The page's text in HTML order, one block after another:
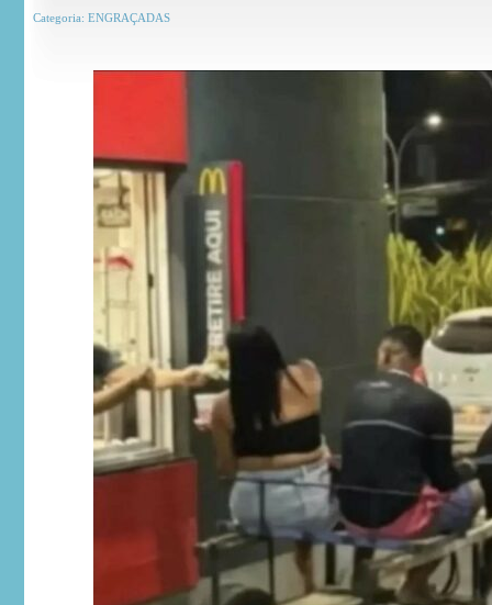
Categoria: ENGRAÇADAS